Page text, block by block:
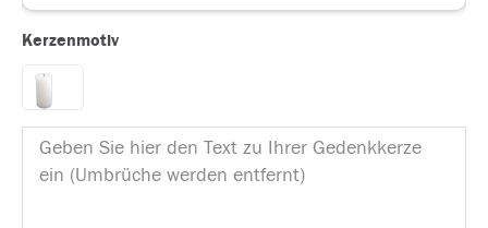
Kerzenmotiv